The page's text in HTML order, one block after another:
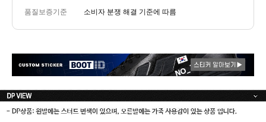
품질보증기준 소비자 분쟁 해결 기준에 따름